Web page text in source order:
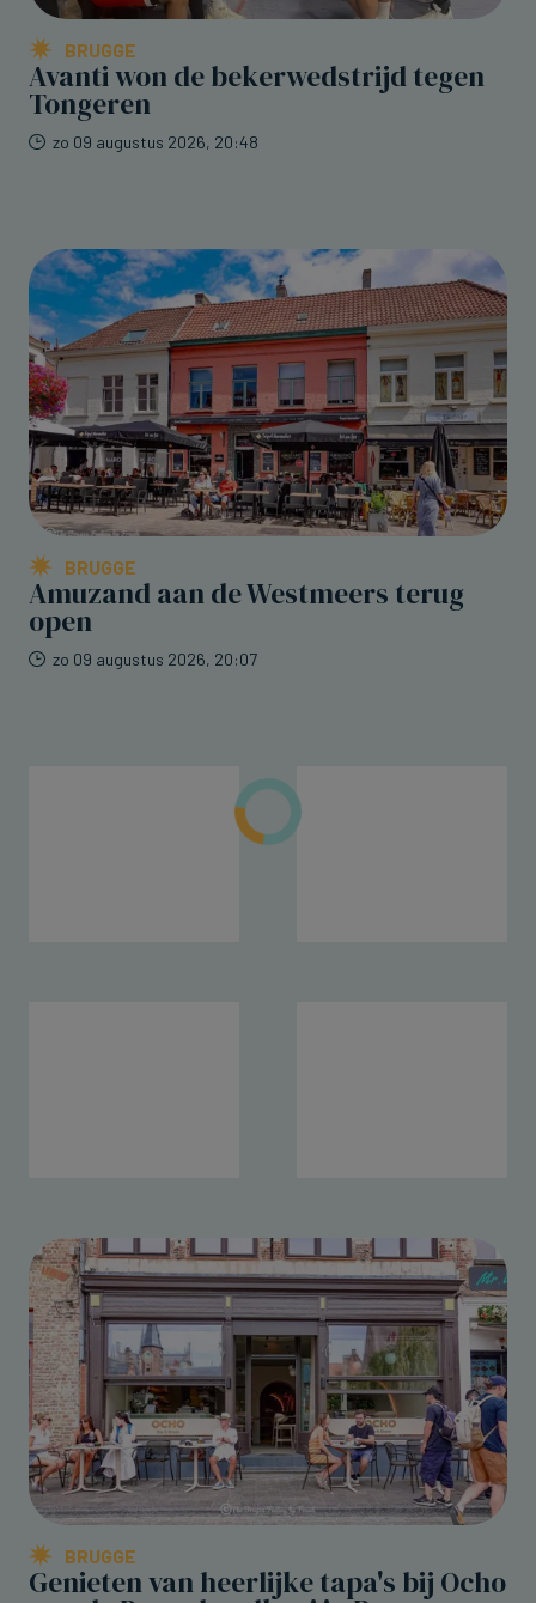
BRUGGE
Avanti won de bekerwedstrijd tegen
Tongeren
zo 09 augustus 2026, 20:48
BRUGGE
Amuzand aan de Westmeers terug
open
zo 09 augustus 2026, 20:07
BRUGGE
Genieten van heerlijke tapa's bij Ocho